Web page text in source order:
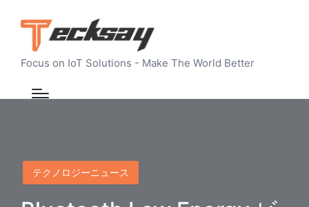
Focus on IoT Solutions - Make The World Better
Posted
in
テクノロジーニュース